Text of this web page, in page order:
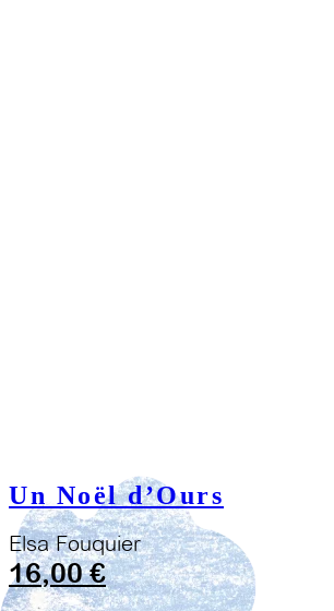
Un Noël d’Ours
Elsa Fouquier
16,00€